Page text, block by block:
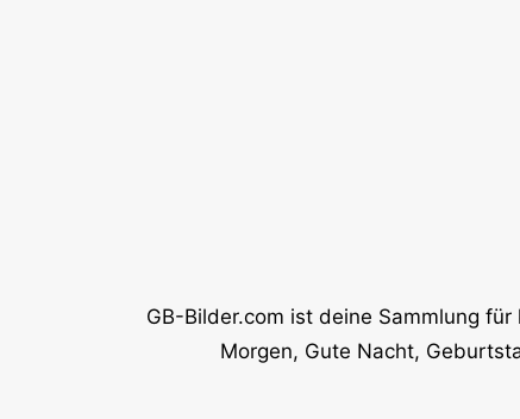
GB-Bilder.com ist deine Sammlung
Morgen, Gute Nacht,